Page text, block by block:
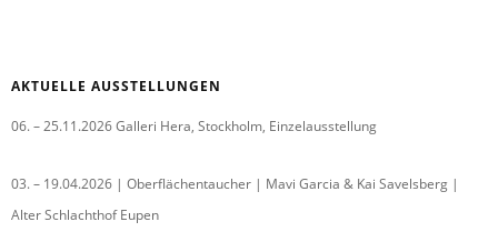
AKTUELLE AUSSTELLUNGEN
06. – 25.11.2026 Galleri Hera, Stockholm, Einzelausstellung
03. – 19.04.2026 | Oberflächentaucher | Mavi Garcia & Kai Savelsberg |
Alter Schlachthof Eupen